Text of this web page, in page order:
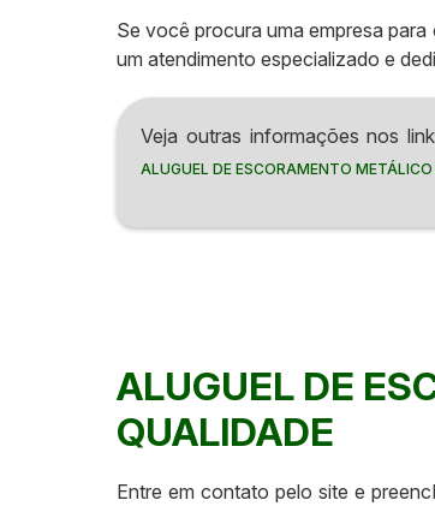
Se você procura uma empresa para
um atendimento especializado e
Veja outras informações nos
ALUGUEL DE ESCORAMENTO
ALUGUEL DE
QUALIDADE
Entre em contato pelo site e